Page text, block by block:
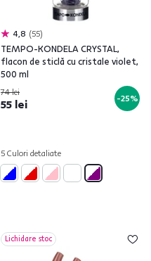
4,8 55
TEMPO-KONDELA CRYSTAL,
flacon de sticlă cu cristale violet,
500 ml
74 lei
55 lei -25%
5 Culori detaliate
Lichidare stoc